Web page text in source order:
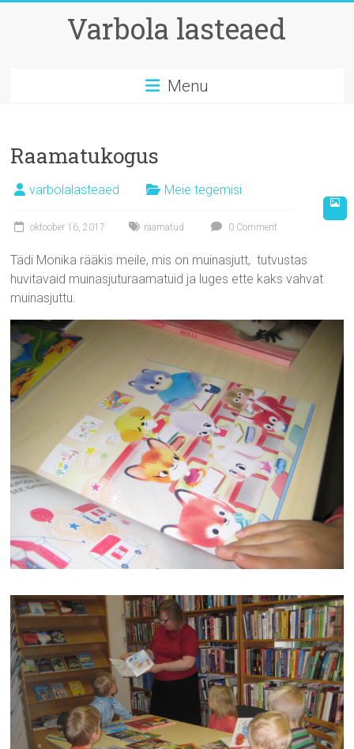
Varbola lasteaed
Menu
Raamatukogus
varbolalasteaed Meie tegemisi
oktoober 16, 2017 raamatud 0 Comment
Tädi Monika rääkis meile, mis on muinasjutt, tutvustas
huvitavaid muinasjuturaamatuid ja luges ette kaks vahvat
muinasjuttu.